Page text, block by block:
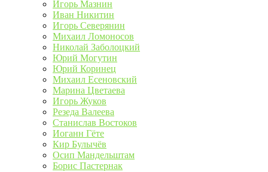
Игорь Мазнин
Иван Никитин
Игорь Северянин
Михаил Ломоносов
Николай Заболоцкий
Юрий Могутин
Юрий Коринец
Михаил Есеновский
Марина Цветаева
Игорь Жуков
Резеда Валеева
Станислав Востоков
Иоганн Гёте
Кир Булычёв
Осип Мандельштам
Борис Пастернак